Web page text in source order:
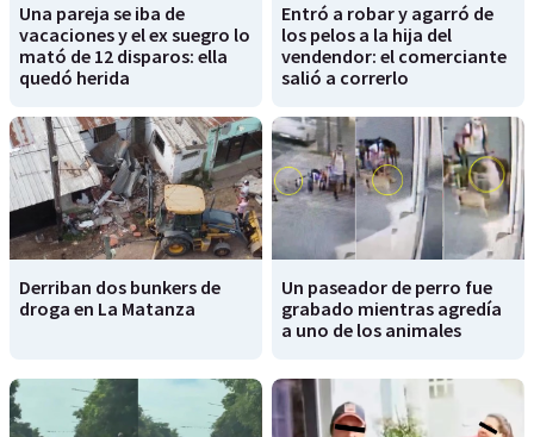
Una pareja se iba de
vacaciones y el ex suegro lo
mató de 12 disparos: ella
quedó herida
Entró a robar y agarró de
los pelos a la hija del
vendendor: el comerciante
salió a correrlo
Derriban dos bunkers de
droga en La Matanza
Un paseador de perro fue
grabado mientras agredía
a uno de los animales